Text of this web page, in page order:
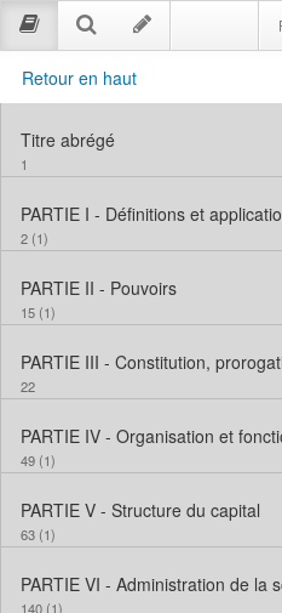
Retour en haut
Titre abrégé
1
PARTIE I - Définitions et
2 (1)
PARTIE II - Pouvoirs
15 (1)
PARTIE III - Constitution,
22
PARTIE IV - Organisation et
49 (1)
PARTIE V - Structure du capital
63 (1)
PARTIE VI - Administration de la
140 (1)